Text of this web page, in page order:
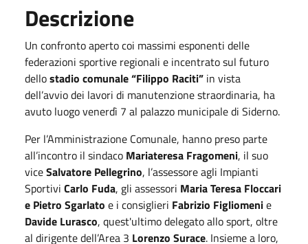
Descrizione
Un confronto aperto coi massimi esponenti delle
federazioni sportive regionali e incentrato sul futuro
dellostadio comunale “Filippo Raciti” in vista
dell’avvio dei lavori di manutenzione straordinaria, ha
avuto luogo venerdì 7 al palazzo municipale di Siderno.
Per l’Amministrazione Comunale, hanno preso parte
all’incontro il sindaco Mariateresa Fragomeni, il suo
viceSalvatore Pellegrino, l’assessore agli Impianti
Sportivi Carlo Fuda, gli assessori Maria Teresa Floccari
e Pietro Sgarlato e i consiglieri Fabrizio Figliomenie
Davide Lurasco, quest'ultimo delegato allo sport, oltre
al dirigente dell’Area 3 Lorenzo Surace. Insieme a loro,